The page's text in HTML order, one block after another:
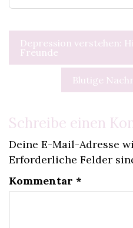
Depression verstehen:
Freunde
Blutige
Schreibe einen
Deine E-Mail-Adresse
Erforderliche Felder
Kommentar *